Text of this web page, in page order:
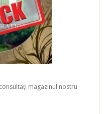
magazinul nostru